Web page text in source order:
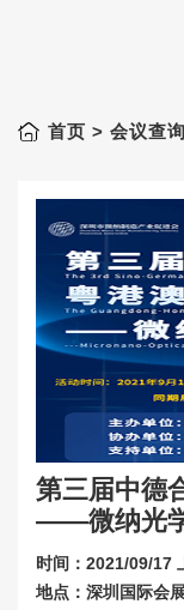
首页 > 会议查询
第三届中德
——微纳光学
时间：2021/09/17
地点：深圳国际会